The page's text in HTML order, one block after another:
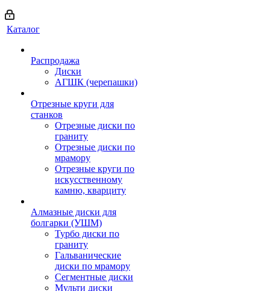
Каталог
Распродажа
Диски
АГШК (черепашки)
Отрезные круги для
станков
Отрезные диски по
граниту
Отрезные диски по
мрамору
Отрезные круги по
искусственному
камню, кварциту
Алмазные диски для
болгарки (УШМ)
Турбо диски по
граниту
Гальванические
диски по мрамору
Сегментные диски
Мульти диски